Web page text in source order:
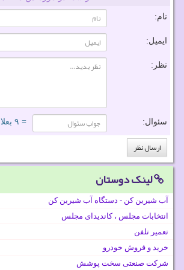
نام:
ایمیل:
نظر:
سئوال: = ۹ بعلاوه ۱
لینک دوستان
آب شیرین کن - دستگاه آب شیرین کن
انتخابات مجلس ، کاندیدای مجلس
تعمیر تلفن
خرید و فروش خودرو
شرکت صنعتی سخت پوشش